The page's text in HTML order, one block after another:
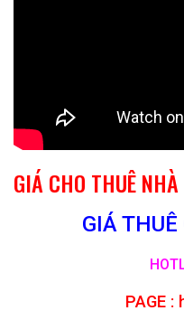
GIÁ CHO THUÊ
GIÁ
PAGE :